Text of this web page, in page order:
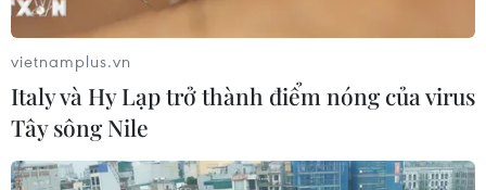
05/08/2026 07:46
Hà Nội nằm trong
nhóm 10 thành phố hàng đầu thế
giới về ẩm thực đường phố
vietnamplus.vn
Italy và Hy Lạp trở thành điểm nóng của virus
Tây sông Nile